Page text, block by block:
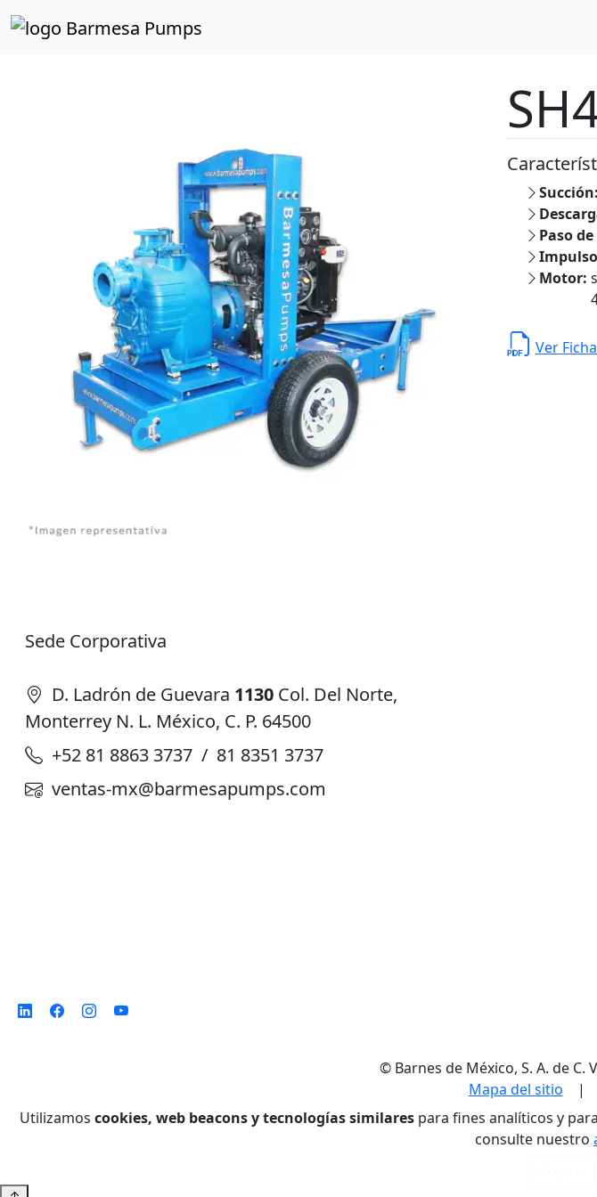
Inicio Catálogo de Productos
Succión:
Paso
Motor:
Ver
Sede Corporativa
D. Ladrón de Guevara 1130 Col. Del Norte,
Monterrey N. L. México, C. P. 64500
+52 81 8863 3737 / 81 8351 3737
ventas-mx@barmesapumps.com
© Barnes de México, S. A. de
Mapa del sitio |
Utilizamos cookies, web beacons y tecnologías similares para fines analíticos y
consulte nuestro